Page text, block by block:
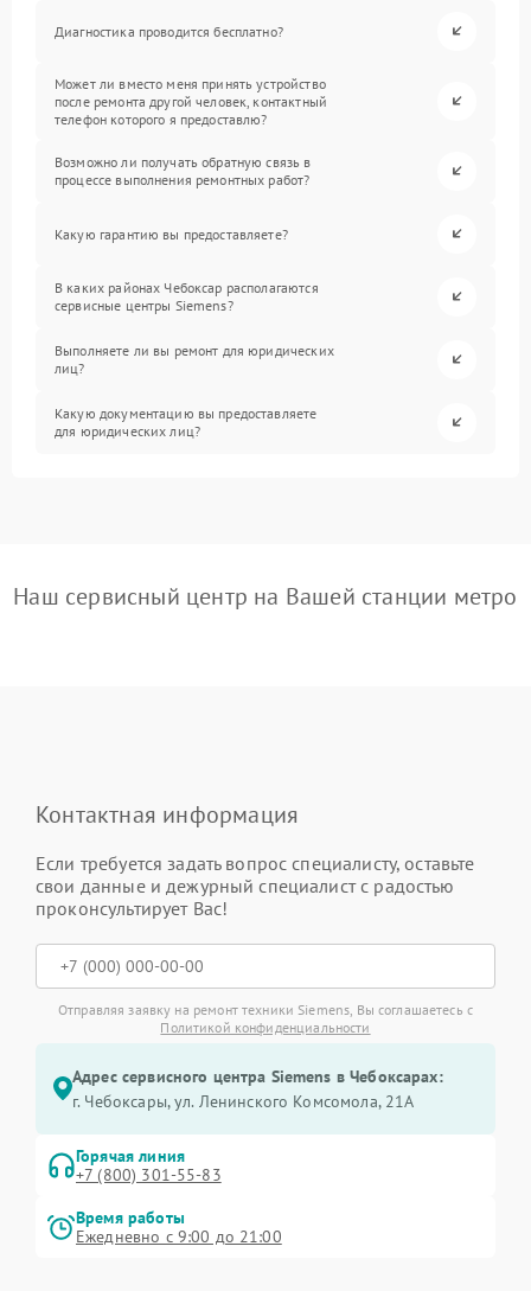
Диагностика проводится бесплатно?
Может ли вместо меня принять устройство
после ремонта другой человек, контактный
телефон которого я предоставлю?
Возможно ли получать обратную связь в
процессе выполнения ремонтных работ?
Какую гарантию вы предоставляете?
В каких районах Чебоксар располагаются
сервисные центры Siemens?
Выполняете ли вы ремонт для юридических
лиц?
Какую документацию вы предоставляете
для юридических лиц?
Наш сервисный центр на Вашей станции метро
Контактная информация
Если требуется задать вопрос специалисту, оставьте
свои данные и дежурный специалист с радостью
проконсультирует Вас!
Отправляя заявку на ремонт техники Siemens, Вы соглашаетесь с
Политикой конфиденциальности
Адрес сервисного центра Siemens в Чебоксарах:
г. Чебоксары, ул. Ленинского Комсомола, 21А
Горячая линия
+7 (800) 301-55-83
Время работы
Ежедневно с 9:00 до 21:00